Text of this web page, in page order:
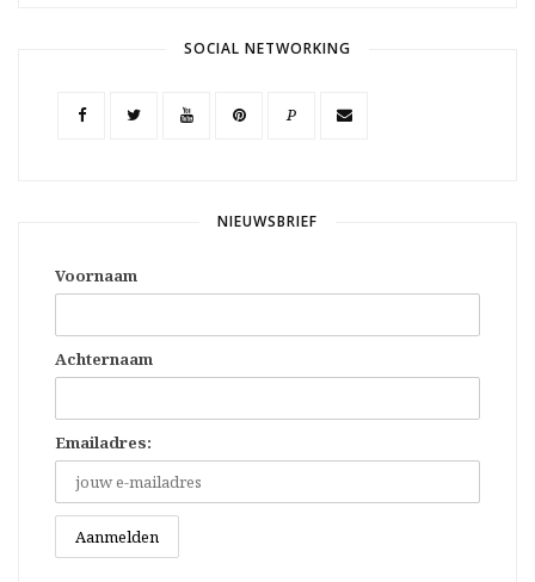
SOCIAL NETWORKING
P
NIEUWSBRIEF
Voornaam
Achternaam
Emailadres: